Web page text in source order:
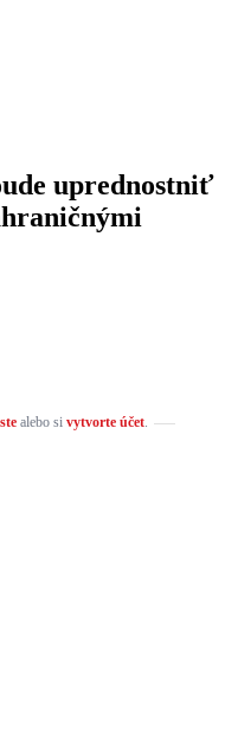
uprednostniť
alebo si vytvorte účet.